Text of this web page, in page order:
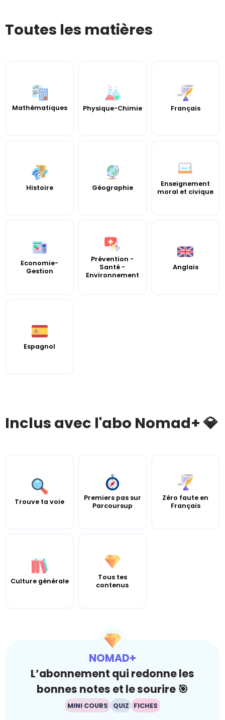
Toutes les matières
Mathématiques Physique-Chimie Français
Histoire Géographie
Enseignement
moral et civique
Economie-
Gestion
Prévention -
Santé -
Environnement
Anglais
Espagnol
Inclus avec l'abo Nomad+ 💎
Trouve ta voie
Premiers pas sur
Parcoursup
Zéro faute en
Français
Culture générale
Tous tes
contenus
NOMAD+
L’abonnement qui redonne les
bonnes notes et le sourire 🎯
MINI COURS QUIZ FICHES